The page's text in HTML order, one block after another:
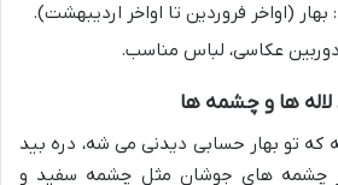
بهار (اواخر فروردین تا اواخر اردیبهشت).
عکاسی، لباس مناسب.
لاله ها و چشمه ها
که تو بهار حسابی دیدنی می شه، دره بید
از چشمه های جوشان مثل چشمه سفید و